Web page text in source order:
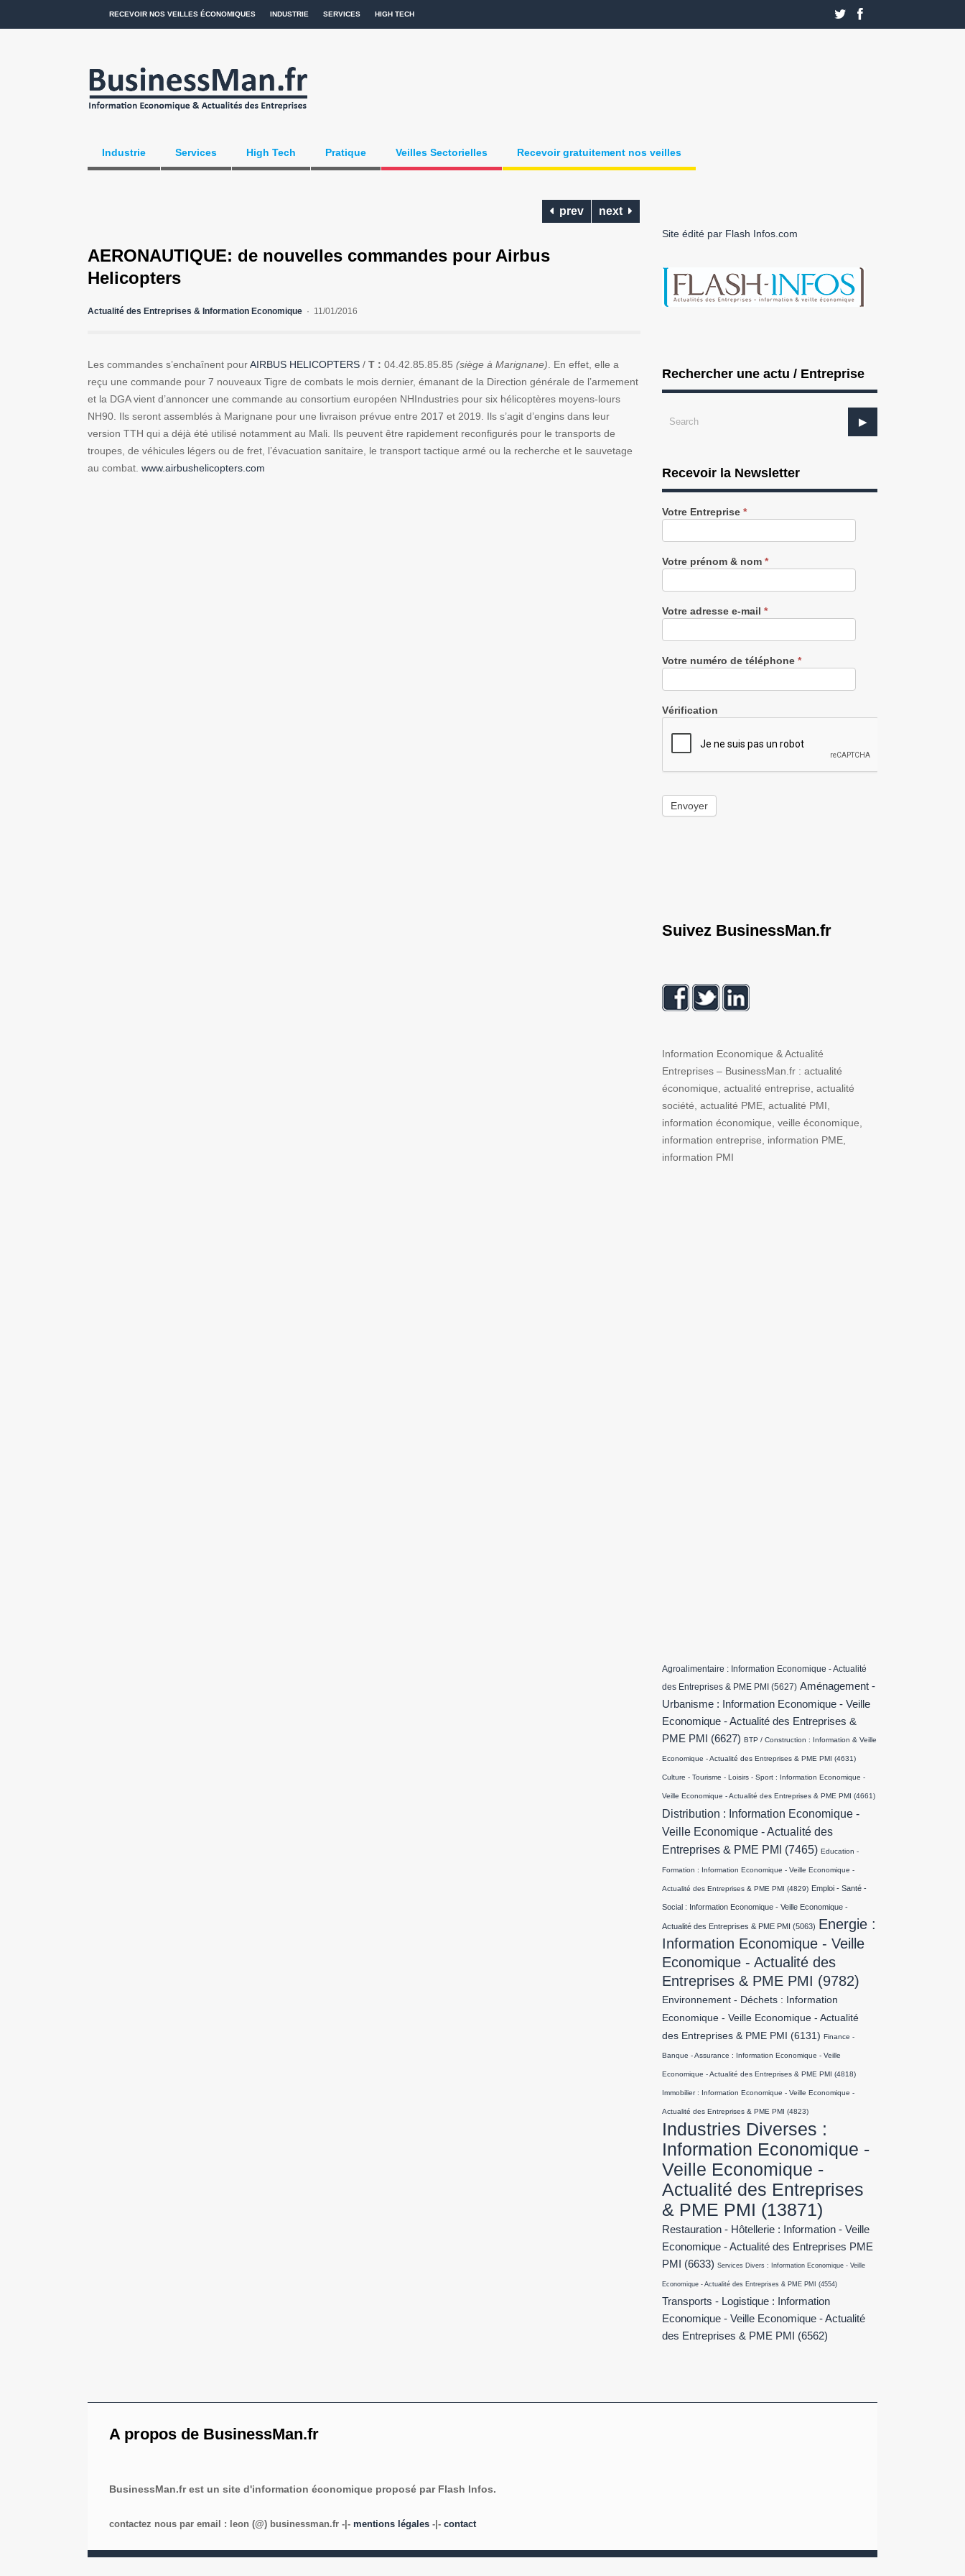
RECEVOIR NOS VEILLES ÉCONOMIQUES INDUSTRIE SERVICES HIGH TECH
Industrie Services High Tech Pratique Veilles Sectorielles Recevoir gratuitement nos veilles
prev next
AERONAUTIQUE: de nouvelles commandes pour Airbus
Helicopters
Actualité des Entreprises & Information Economique 11/01/2016
Les commandes s’enchaînent pourAIRBUS HELICOPTERS / T : 04.42.85.85.85 (siège à Marignane). En effet, elle a
reçu une commande pour 7 nouveaux Tigre de combats le mois dernier, émanant de la Direction générale de l’armement
et la DGA vient d’annoncer une commande au consortium européen NHIndustries pour six hélicoptères moyens-lours
NH90. Ils seront assemblés à Marignane pour une livraison prévue entre 2017 et 2019. Ils s’agit d’engins dans leur
version TTH qui a déjà été utilisé notamment au Mali. Ils peuvent être rapidement reconfigurés pour le transports de
troupes, de véhicules légers ou de fret, l’évacuation sanitaire, le transport tactique armé ou la recherche et le sauvetage
au combat. www.airbushelicopters.com
Site édité par Flash Infos.com
Rechercher une actu / Entreprise
Recevoir la Newsletter
Recevez
notre
gratuitement
Votre Entreprise *
Votre prénom & nom *
Votre adresse e-mail *
Votre numéro de téléphone *
Vérification
Envoyer
Suivez BusinessMan.fr
Information Economique & Actualité
Entreprises – BusinessMan.fr : actualité
économique, actualité entreprise, actualité
société, actualité PME, actualité PMI,
information économique, veille économique,
information entreprise, information PME,
information PMI
Agroalimentaire : Information Economique - Actualité
des Entreprises & PME PMI (5627) Aménagement -
Urbanisme : Information Economique - Veille
Economique - Actualité des Entreprises &
PME PMI
(6627) BTP / Construction : Information & Veille
Economique - Actualité des Entreprises & PME PMI (4631)
Culture - Tourisme - Loisirs - Sport : Information Economique -
Veille Economique - Actualité des Entreprises & PME PMI (4661)
Distribution : Information Economique -
Veille Economique - Actualité des
Entreprises & PME PMI (7465) Education -
Formation : Information Economique - Veille Economique -
Actualité des Entreprises & PME PMI (4829) Emploi - Santé -
Social : Information Economique - Veille Economique -
Actualité des Entreprises & PME PMI (5063) Energie :
Information Economique - Veille
Economique - Actualité des
Entreprises & PME PMI (9782)
Environnement - Déchets : Information
Economique - Veille Economique - Actualité
des Entreprises & PME PMI
(6131) Finance -
Banque - Assurance : Information Economique - Veille
Economique - Actualité des Entreprises & PME PMI (4818)
Immobilier : Information Economique - Veille Economique -
Actualité des Entreprises & PME PMI (4823)
Industries Diverses :
Information Economique -
Veille Economique -
Actualité des Entreprises
& PME PMI (13871)
Restauration - Hôtellerie : Information - Veille
Economique - Actualité des Entreprises PME
PMI
(6633) Services Divers : Information Economique - Veille
Economique - Actualité des Entreprises & PME PMI (4554)
Transports - Logistique : Information
Economique - Veille Economique - Actualité
des Entreprises & PME PMI
(6562)
A propos de BusinessMan.fr
BusinessMan.fr est un site d'information économique proposé par Flash Infos.
contactez nous par email : leon (@) businessman.fr -|- mentions légales -|- contact